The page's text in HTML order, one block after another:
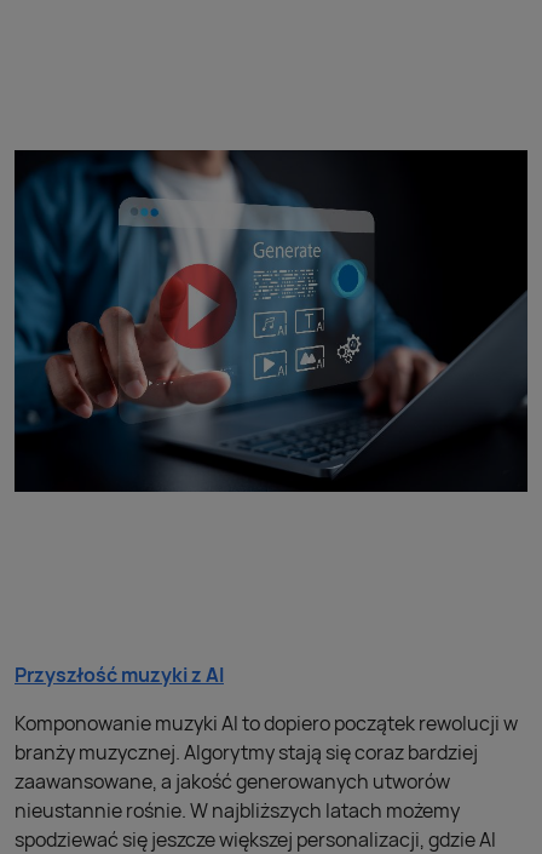
Przyszłość muzyki z AI
Komponowanie muzyki AI to dopiero początek rewolucji w
branży muzycznej. Algorytmy stają się coraz bardziej
zaawansowane, a jakość generowanych utworów
nieustannie rośnie. W najbliższych latach możemy
spodziewać się jeszcze większej personalizacji, gdzie AI